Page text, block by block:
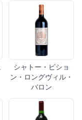
シャトー・ピショ
ン・ロングヴィル・
バロン